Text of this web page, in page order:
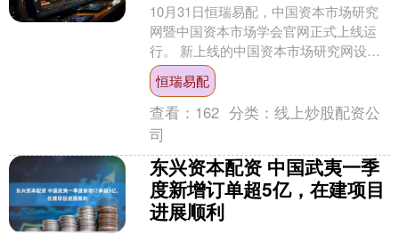
10月31日恒瑞易配，中国资本市场研究
网暨中国资本市场学会官网正式上线运
行。 新上线的中国资本市场研究网设置
了“关于学会”“新闻”“市场观点”“重点研究
基地建设....
恒瑞易配
查看： 162 分类：线上炒股配资公
司
东兴资本配资 中国武夷一季
度新增订单超5亿，在建项目
进展顺利